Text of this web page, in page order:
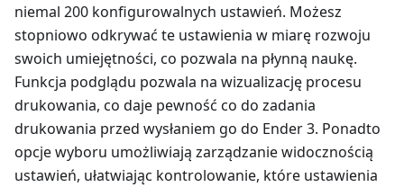
niemal 200 konfigurowalnych ustawień. Możesz
stopniowo odkrywać te ustawienia w miarę rozwoju
swoich umiejętności, co pozwala na płynną naukę.
Funkcja podglądu pozwala na wizualizację procesu
drukowania, co daje pewność co do zadania
drukowania przed wysłaniem go do Ender 3. Ponadto
opcje wyboru umożliwiają zarządzanie widocznością
ustawień, ułatwiając kontrolowanie, które ustawienia